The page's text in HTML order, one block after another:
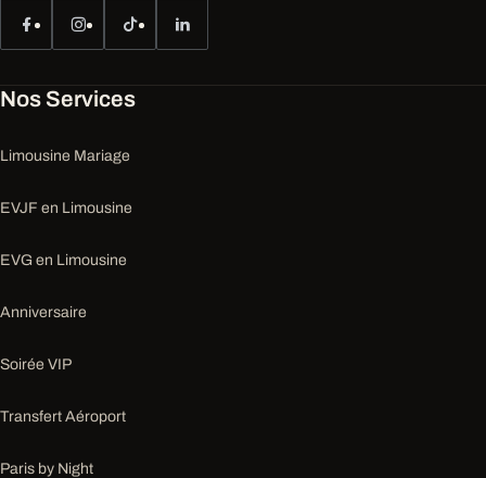
Nos Services
Limousine Mariage
EVJF en Limousine
EVG en Limousine
Anniversaire
Soirée VIP
Transfert Aéroport
Paris by Night